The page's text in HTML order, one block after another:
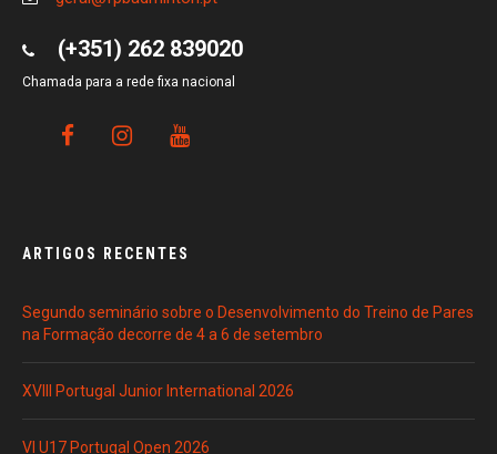
(+351) 262 839020
Chamada para a rede fixa nacional
ARTIGOS RECENTES
Segundo seminário sobre o Desenvolvimento do Treino de Pares
na Formação decorre de 4 a 6 de setembro
XVIII Portugal Junior International 2026
VI U17 Portugal Open 2026